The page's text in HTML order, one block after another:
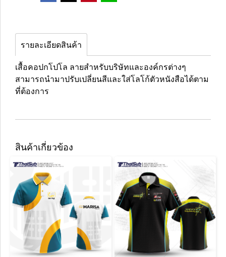
รายละเอียดสินค้า
เสื้อคอปกโปโล ลายสำหรับบริษัทและองค์กรต่างๆ
สามารถนำมาปรับเปลี่ยนสีและใส่โลโก้ตัวหนังสือได้ตาม
ที่ต้องการ
สินค้าเกี่ยวข้อง